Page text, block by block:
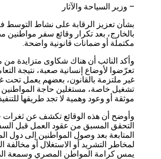
– وزير السياحة والآثار
بشأن تعزيز الرقابة على نشاط التوسط في
بالخارج، بعد تكرار وقائع سفر مواطنين
مكتملة أو ضمانات قانونية واضحة.
وأكد النائب أن هناك شكاوى متزايدة من مصريين
تعرّضوا لأوضاع إنسانية صعبة، نتيجة التعامل
غير ملتزمة بالقانون، بعضهم يعمل تحت غطاء
تشغيل خاصة، مستغلين حاجة المواطنين
موثقة أو وعود وهمية لا تجد طريقها للتنفيذ.
وأوضح أن هذه الوقائع تكشف عن ثغرات
التحقق المسبق من عقود العمل قبل السفر،
المتابعة بعد وصول المواطنين إلى دول
لمخاطر التشريد أو الاستغلال أو مخالفة القوانين
يمس كرامة المواطن المصري وسمعة الدولة في